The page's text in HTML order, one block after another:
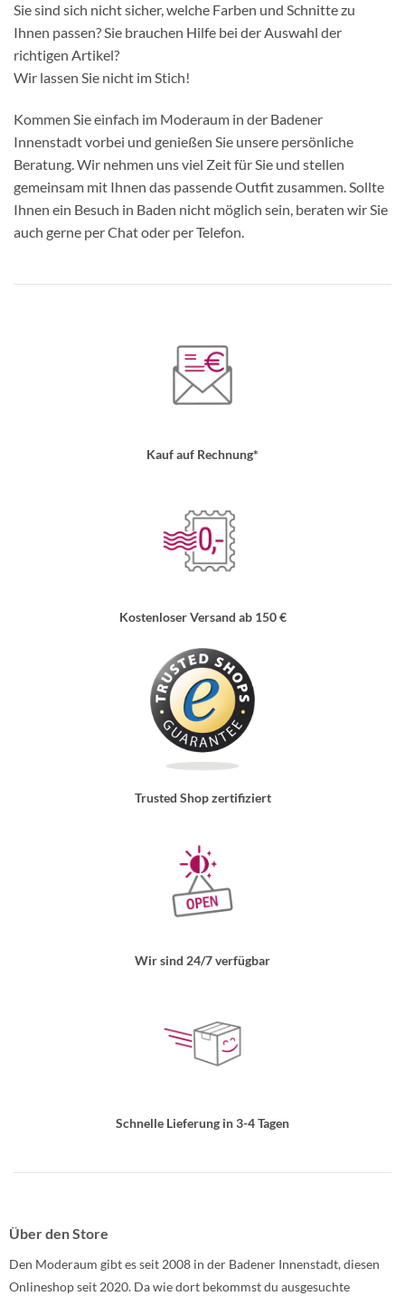
Sie sind sich nicht sicher, welche Farben und Schnitte zu
Ihnen passen? Sie brauchen Hilfe bei der Auswahl der
richtigen Artikel?
Wir lassen Sie nicht im Stich!
Kommen Sie einfach im Moderaum in der Badener
Innenstadt vorbei und genießen Sie unsere persönliche
Beratung. Wir nehmen uns viel Zeit für Sie und stellen
gemeinsam mit Ihnen das passende Outfit zusammen. Sollte
Ihnen ein Besuch in Baden nicht möglich sein, beraten wir Sie
auch gerne per Chat oder per Telefon.
Kauf auf Rechnung*
Kostenloser Versand ab 150 €
Trusted Shop zertifiziert
Wir sind 24/7 verfügbar
Schnelle Lieferung in 3-4 Tagen
Über den Store
Den Moderaum gibt es seit 2008 in der Badener Innenstadt, diesen
Onlineshop seit 2020. Da wie dort bekommst du ausgesuchte